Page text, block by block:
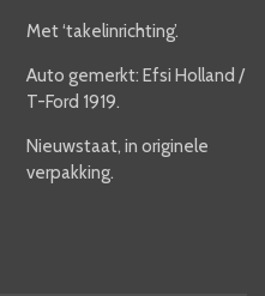
Met ‘takelinrichting’.
Auto gemerkt: Efsi Holland /
T-Ford 1919.
Nieuwstaat, in originele
verpakking.